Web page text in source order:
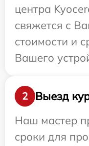
центра
свяжется с
стоимости и
Вашего
2
Выезд
Наш мастер
сроки для